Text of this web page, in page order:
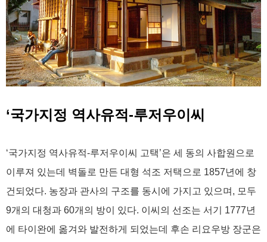
‘국가지정 역사유적-루저우이씨
‘국가지정 역사유적-루저우이씨 고택’은 세 동의 사합원으로
이루져 있는데 벽돌로 만든 대형 석조 저택으로 1857년에 창
건되었다. 농장과 관사의 구조를 동시에 가지고 있으며, 모두
9개의 대청과 60개의 방이 있다. 이씨의 선조는 서기 1777년
에 타이완에 옮겨와 발전하게 되었는데 후손 리요우방 장군은